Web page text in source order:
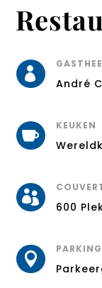

André

KEUKEN

600

PARKING